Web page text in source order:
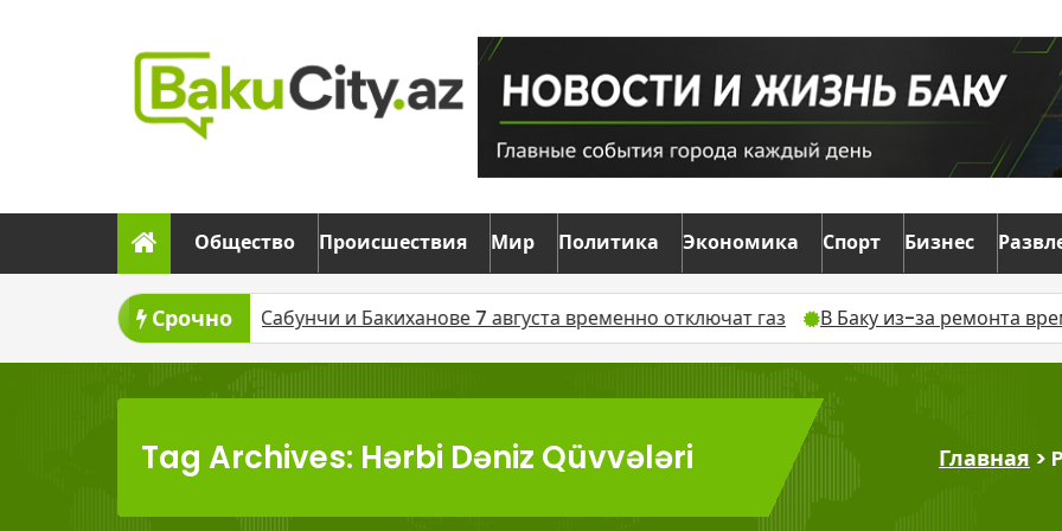
Общество Происшествия Мир Политика Экономика Спорт Бизнес
Срочно
AZAL и ASCO В Сабунчи и Бакиханове 7 августа временно отключат газ В Баку из-за ремонта
Tag Archives: Hərbi Dəniz Qüvvələri Главная >